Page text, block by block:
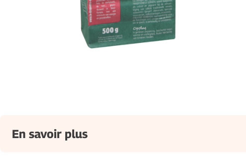
En savoir plus